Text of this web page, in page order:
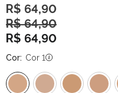
R$ 64,90
R$ 64,90
R$ 64,90
Cor: Cor 1